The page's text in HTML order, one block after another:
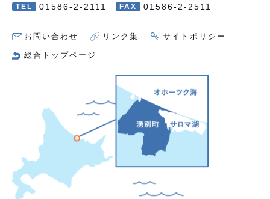
TEL 01586-2-2111 FAX 01586-2-2511
お問い合わせ リンク集 サイトポリシー
総合トップページ